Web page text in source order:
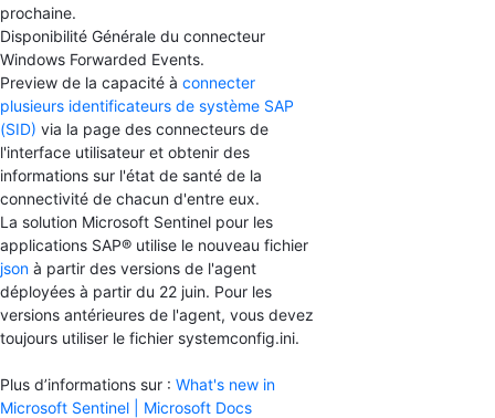
prochaine.
Disponibilité Générale du connecteur
Windows Forwarded Events.
Preview de la capacité à connecter
plusieurs identificateurs de système SAP
(SID) via la page des connecteurs de
l'interface utilisateur et obtenir des
informations sur l'état de santé de la
connectivité de chacun d'entre eux.
La solution Microsoft Sentinel pour les
applications SAP® utilise le nouveau fichier
json à partir des versions de l'agent
déployées à partir du 22 juin. Pour les
versions antérieures de l'agent, vous devez
toujours utiliser le fichier systemconfig.ini.
Plus d’informations sur : What's new in
Microsoft Sentinel | Microsoft Docs